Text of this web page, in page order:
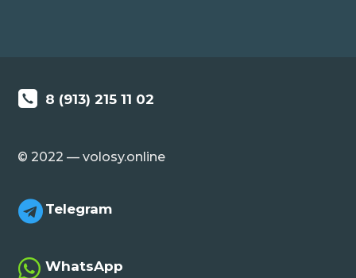
8 (913) 215 11 02
© 2022 — volosy.online
 Telegram
 WhatsApp